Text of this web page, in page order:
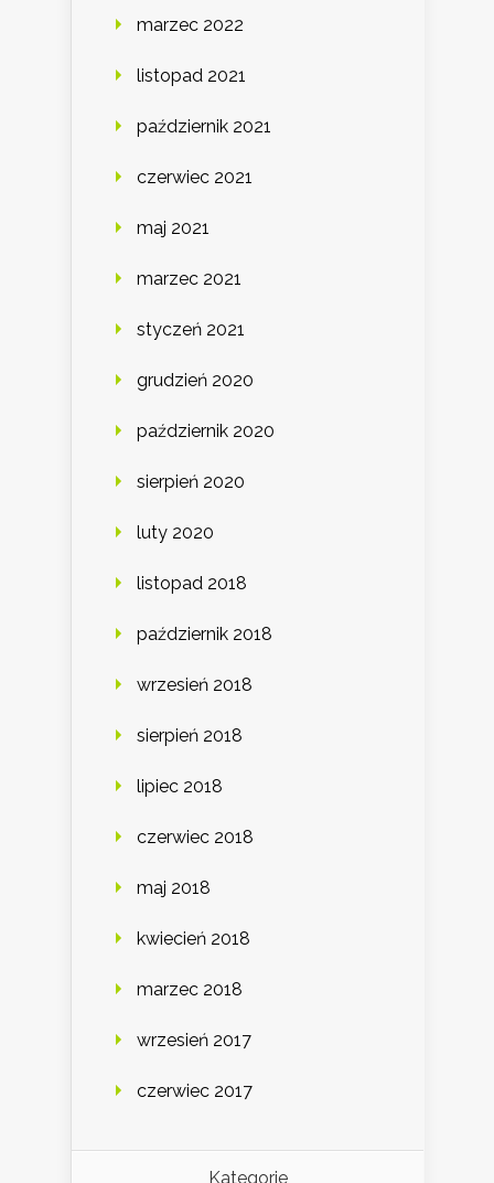
marzec 2022
listopad 2021
październik 2021
czerwiec 2021
maj 2021
marzec 2021
styczeń 2021
grudzień 2020
październik 2020
sierpień 2020
luty 2020
listopad 2018
październik 2018
wrzesień 2018
sierpień 2018
lipiec 2018
czerwiec 2018
maj 2018
kwiecień 2018
marzec 2018
wrzesień 2017
czerwiec 2017
Kategorie